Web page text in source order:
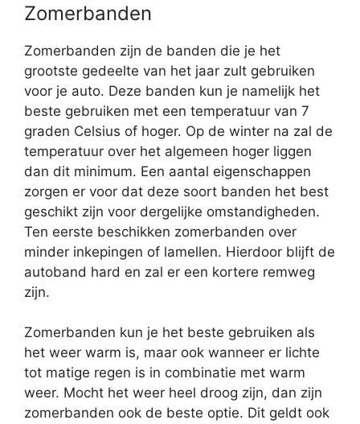
Zomerbanden
Zomerbanden zijn de banden die je het
grootste gedeelte van het jaar zult gebruiken
voor je auto. Deze banden kun je namelijk het
beste gebruiken met een temperatuur van 7
graden Celsius of hoger. Op de winter na zal de
temperatuur over het algemeen hoger liggen
dan dit minimum. Een aantal eigenschappen
zorgen er voor dat deze soort banden het best
geschikt zijn voor dergelijke omstandigheden.
Ten eerste beschikken zomerbanden over
minder inkepingen of lamellen. Hierdoor blijft de
autoband hard en zal er een kortere remweg
zijn.
Zomerbanden kun je het beste gebruiken als
het weer warm is, maar ook wanneer er lichte
tot matige regen is in combinatie met warm
weer. Mocht het weer heel droog zijn, dan zijn
zomerbanden ook de beste optie. Dit geldt ook